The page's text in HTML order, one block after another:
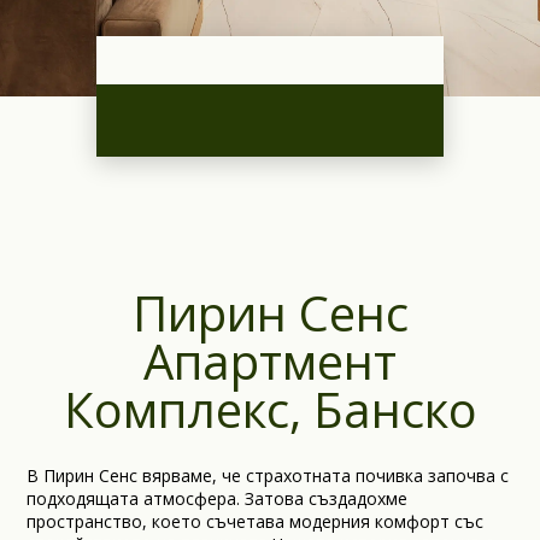
Пирин Сенс
Апартмент
Комплекс, Банско
В Пирин Сенс вярваме, че страхотната почивка започва с
подходящата атмосфера. Затова създадохме
пространство, което съчетава модерния комфорт със